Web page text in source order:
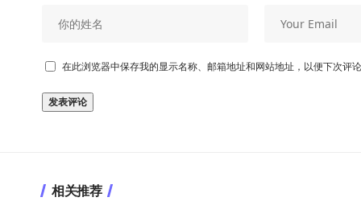
在此浏览器中保存我的显示名称、邮箱地址和网站地址，以便下次评论
相关推荐